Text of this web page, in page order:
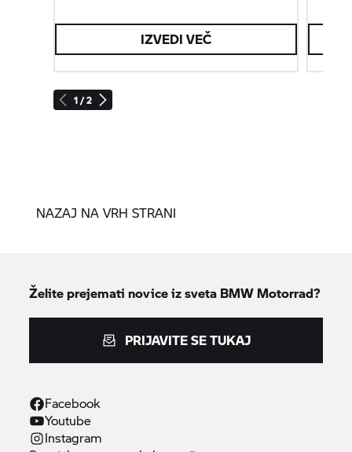
1 / 2
IZVEDI VEČ
NAZAJ NA VRH STRANI
Želite prejemati novice iz sveta BMW Motorrad?
PRIJAVITE SE TUKAJ
Facebook
Youtube
Instagram